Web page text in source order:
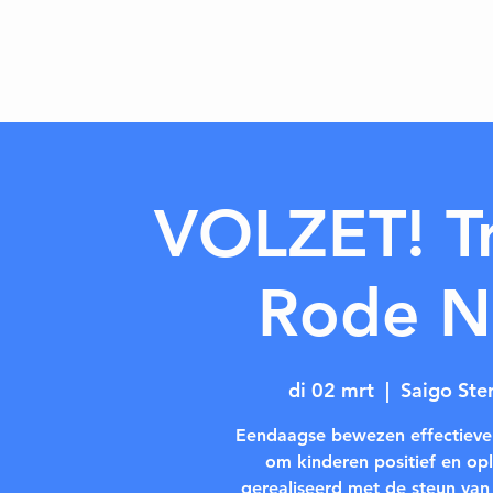
VOLZET!
Rode
di 02 mrt
  |
Saigo
Eendaagse bewezen
om kinderen positief en
gerealiseerd met de steun